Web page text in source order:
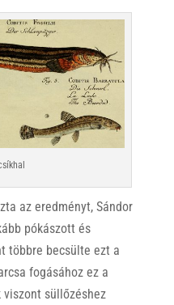
az eredményt, Sándor
pókászott és
többre becsülte ezt a
fogásához ez a
viszont süllőzéshez